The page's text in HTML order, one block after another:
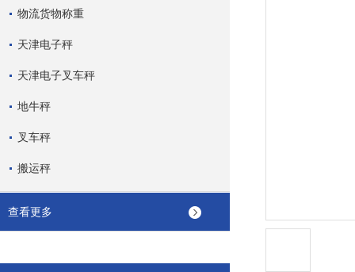
物流货物称重
天津电子秤
天津电子叉车秤
地牛秤
叉车秤
搬运秤
查看更多